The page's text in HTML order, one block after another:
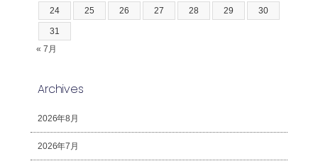
24 25 26 27 28 29 30
31
« 7月
Archives
2026年8月
2026年7月